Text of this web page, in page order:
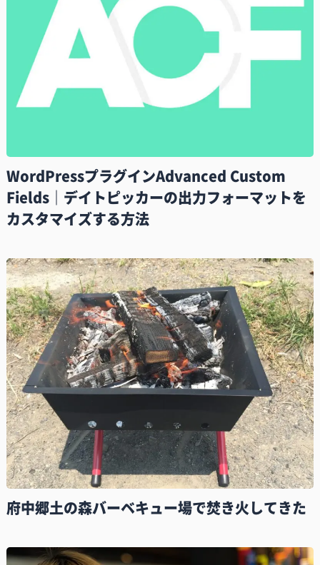
WordPressプラグインAdvanced Custom
Fields｜デイトピッカーの出力フォーマットを
カスタマイズする方法
府中郷土の森バーベキュー場で焚き火してきた